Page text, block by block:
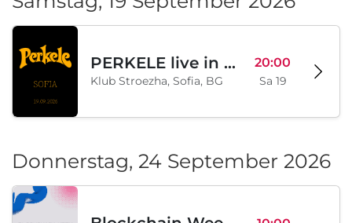
PERKELE live in Sofia
Klub Stroezha, Sofia, BG
20:00
Sa 19
Donnerstag, 24 September 2026